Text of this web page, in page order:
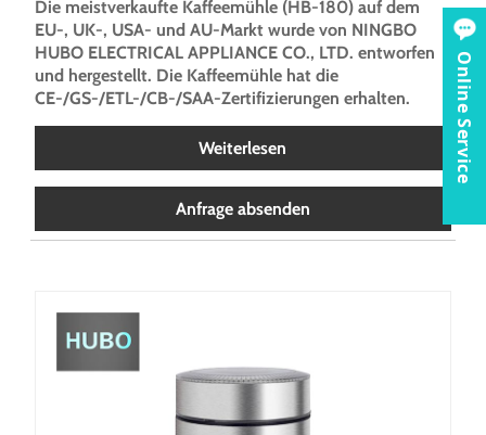
Die meistverkaufte Kaffeemühle (HB-180) auf dem
EU-, UK-, USA- und AU-Markt wurde von NINGBO
HUBO ELECTRICAL APPLIANCE CO., LTD. entworfen
und hergestellt. Die Kaffeemühle hat die
CE-/GS-/ETL-/CB-/SAA-Zertifizierungen erhalten.
Weiterlesen
Anfrage absenden
Online Service